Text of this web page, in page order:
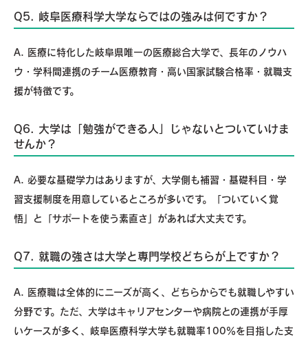
Q5. 岐阜医療科学大学ならではの強みは何ですか？
A. 医療に特化した岐阜県唯一の医療総合大学で、長年のノウハ
ウ・学科間連携のチーム医療教育・高い国家試験合格率・就職支
援が特徴です。
Q6. 大学は「勉強ができる人」じゃないとついていけま
せんか？
A. 必要な基礎学力はありますが、大学側も補習・基礎科目・学
習支援制度を用意しているところが多いです。「ついていく覚
悟」と「サポートを使う素直さ」があれば大丈夫です。
Q7. 就職の強さは大学と専門学校どちらが上ですか？
A. 医療職は全体的にニーズが高く、どちらからでも就職しやすい
分野です。ただ、大学はキャリアセンターや病院との連携が手厚
いケースが多く、岐阜医療科学大学も就職率100％を目指した支